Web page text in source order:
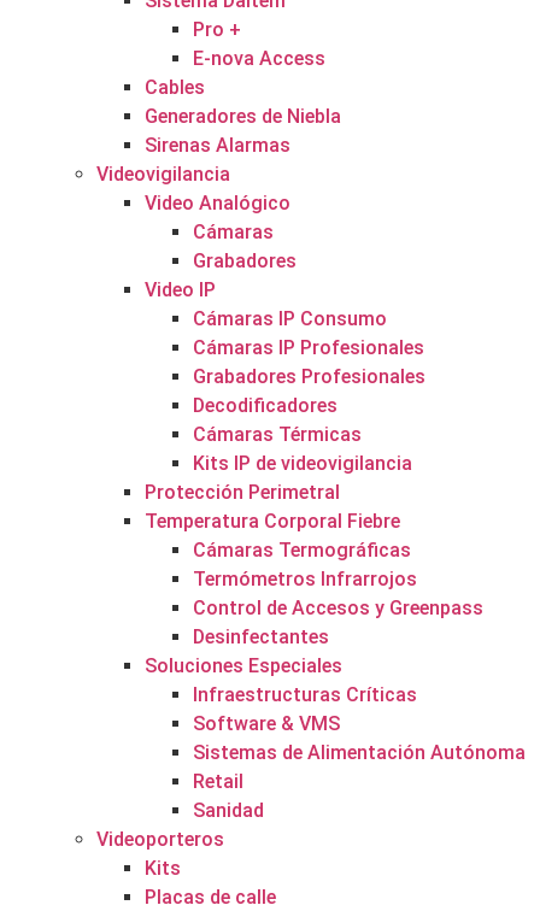
Pro +
E-nova Access
Cables
Generadores de Niebla
Sirenas Alarmas
Videovigilancia
Video Analógico
Cámaras
Grabadores
Video IP
Cámaras IP Consumo
Cámaras IP Profesionales
Grabadores Profesionales
Decodificadores
Cámaras Térmicas
Kits IP de videovigilancia
Protección Perimetral
Temperatura Corporal Fiebre
Cámaras Termográficas
Termómetros Infrarrojos
Control de Accesos y Greenpass
Desinfectantes
Soluciones Especiales
Infraestructuras Críticas
Software & VMS
Sistemas de Alimentación Autónoma
Retail
Sanidad
Videoporteros
Kits
Placas de calle